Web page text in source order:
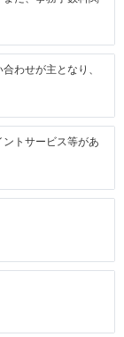
わせが主となり、
トサービス等があ